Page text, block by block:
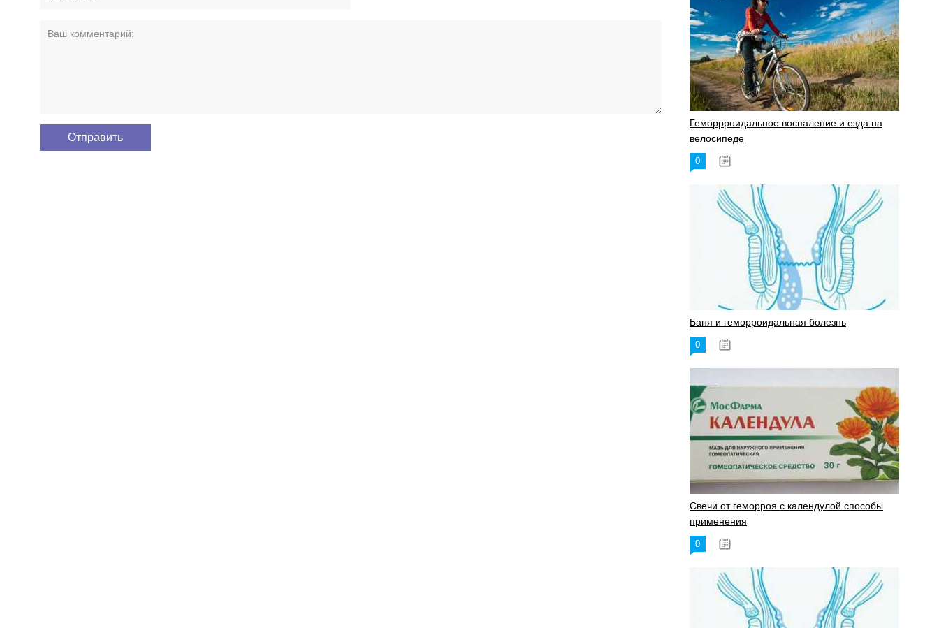
Геморрроидальное воспаление и езда на
велосипеде
0
Баня и геморроидальная болезнь
0
Свечи от геморроя с календулой способы
применения
0